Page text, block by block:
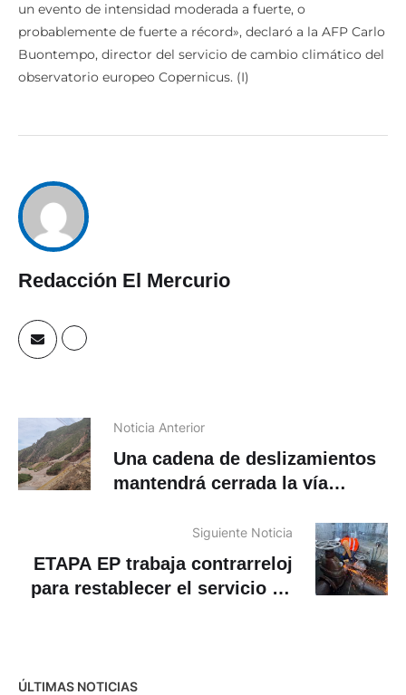
un evento de intensidad moderada a fuerte, o
probablemente de fuerte a récord», declaró a la AFP Carlo
Buontempo, director del servicio de cambio climático del
observatorio europeo Copernicus. (I)
Redacción El Mercurio
Noticia Anterior
Una cadena de deslizamientos
mantendrá cerrada la vía
Siguiente Noticia
ETAPA EP trabaja contrarreloj
para restablecer el servicio de
ÚLTIMAS NOTICIAS